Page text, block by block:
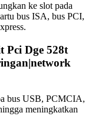
ke slot pada
bus ISA, bus PCI,
Dge 528t
bus USB, PCMCIA,
meningkatkan